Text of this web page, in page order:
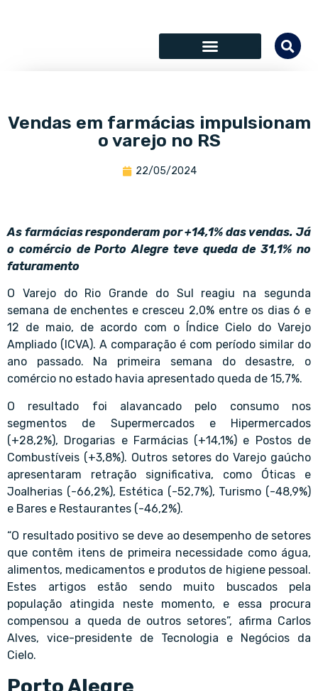
Vendas em farmácias impulsionam
o varejo no RS
22/05/2024
As farmácias responderam por +14,1% das vendas. Já
o comércio de Porto Alegre teve queda de 31,1% no
faturamento
O Varejo do Rio Grande do Sul reagiu na segunda
semana de enchentes e cresceu 2,0% entre os dias 6 e
12 de maio, de acordo com o Índice Cielo do Varejo
Ampliado (ICVA). A comparação é com período similar do
ano passado. Na primeira semana do desastre, o
comércio no estado havia apresentado queda de 15,7%.
O resultado foi alavancado pelo consumo nos
segmentos de Supermercados e Hipermercados
(+28,2%), Drogarias e Farmácias (+14,1%) e Postos de
Combustíveis (+3,8%). Outros setores do Varejo gaúcho
apresentaram retração significativa, como Óticas e
Joalherias (-66,2%), Estética (-52,7%), Turismo (-48,9%)
e Bares e Restaurantes (-46,2%).
“O resultado positivo se deve ao desempenho de setores
que contêm itens de primeira necessidade como água,
alimentos, medicamentos e produtos de higiene pessoal.
Estes artigos estão sendo muito buscados pela
população atingida neste momento, e essa procura
compensou a queda de outros setores”, afirma Carlos
Alves, vice-presidente de Tecnologia e Negócios da
Cielo.
Porto Alegre